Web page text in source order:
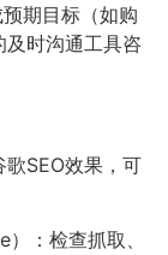
期目标（如购
时沟通工具咨
SEO效果，可
：检查抓取、